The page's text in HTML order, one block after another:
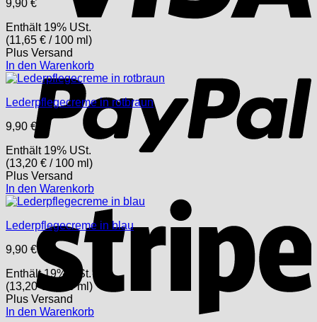
9,90 €
Enthält 19% USt.
(11,65 € / 100 ml)
Plus Versand
In den Warenkorb
Lederpflegecreme in rotbraun
9,90 €
Enthält 19% USt.
(13,20 € / 100 ml)
Plus Versand
In den Warenkorb
Lederpflegecreme in blau
9,90 €
Enthält 19% USt.
(13,20€
/ 100 ml)
Plus Versand
In den Warenkorb